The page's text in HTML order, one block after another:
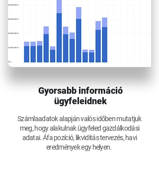
Gyorsabb információ
ügyfeleidnek
Számlaadatok alapján valós időben mutatjuk
meg, hogy alakulnak ügyfeled gazdálkodási
adatai. Áfa pozíció, likviditás tervezés, havi
eredmények egy helyen.